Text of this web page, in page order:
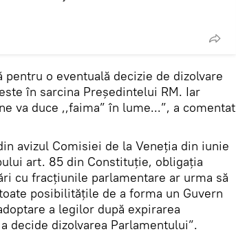
o eventuală decizie de dizolvare
în sarcina Președintelui RM. Iar
va duce ,,faima” în lume...”, a comentat
avizul Comisiei de la Veneția din iunie
art. 85 din Constituție, obligația
cu fracțiunile parlamentare ar urma să
posibilitățile de a forma un Guvern
a legilor după expirarea
decide dizolvarea Parlamentului”.